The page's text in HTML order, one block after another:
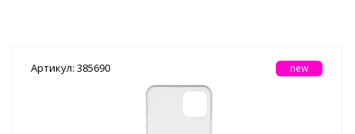
Артикул: 385690 new